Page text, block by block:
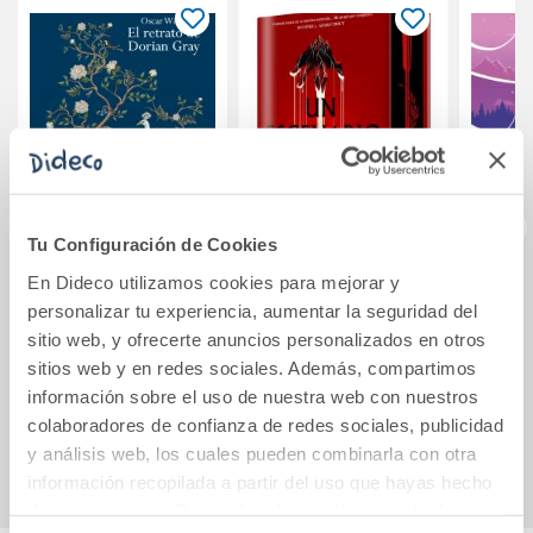
Tu Configuración de Cookies
En Dideco utilizamos cookies para mejorar y
personalizar tu experiencia, aumentar la seguridad del
sitio web, y ofrecerte anuncios personalizados en otros
sitios web y en redes sociales. Además, compartimos
información sobre el uso de nuestra web con nuestros
colaboradores de confianza de redes sociales, publicidad
y análisis web, los cuales pueden combinarla con otra
información recopilada a partir del uso que hayas hecho
El retrato de
Dorian Gray
10,00€
Comprar
Un escenario para
villanos (EDICIÓN
ESPECIAL
LIMITADA)
25,95€
Comprar